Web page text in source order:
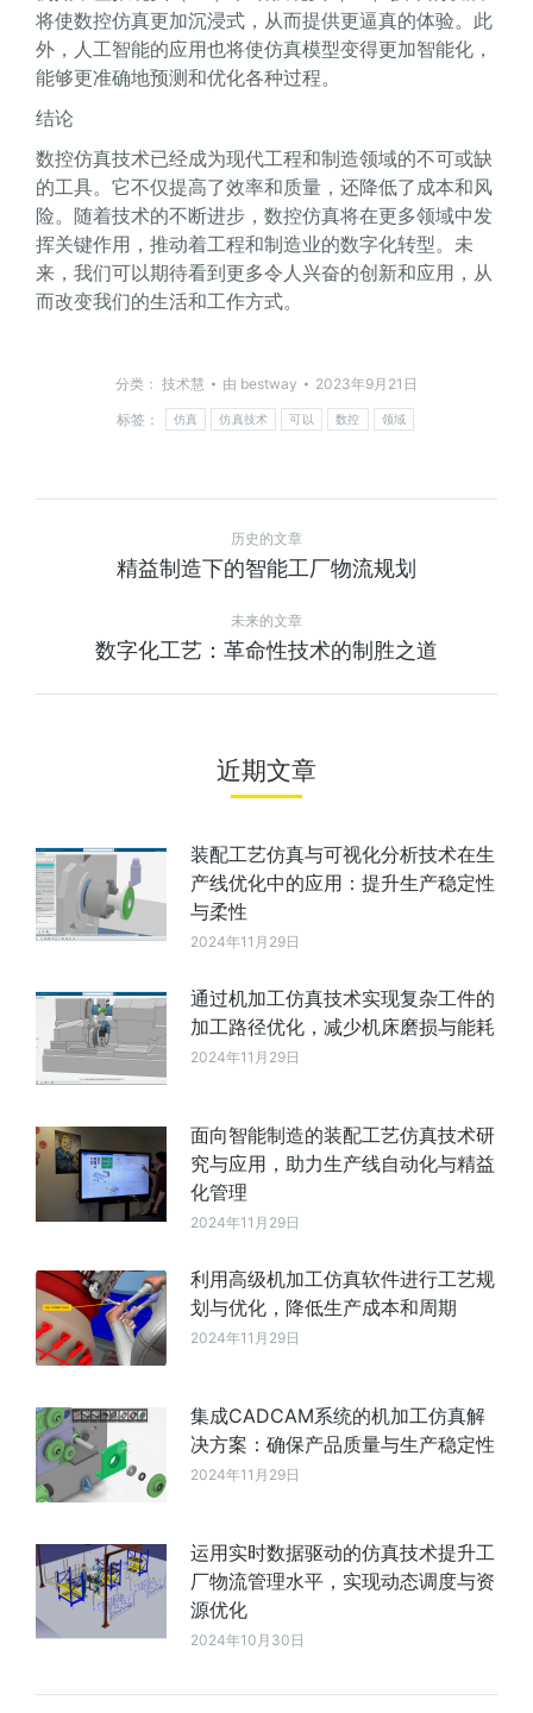
将使数控仿真更加沉浸式，从而提供更逼真的体验。此
外，人工智能的应用也将使仿真模型变得更加智能化，
能够更准确地预测和优化各种过程。
结论
数控仿真技术已经成为现代工程和制造领域的不可或缺
的工具。它不仅提高了效率和质量，还降低了成本和风
险。随着技术的不断进步，数控仿真将在更多领域中发
挥关键作用，推动着工程和制造业的数字化转型。未
来，我们可以期待看到更多令人兴奋的创新和应用，从
而改变我们的生活和工作方式。
分类： 技术慧 由 bestway
2023年9月21日
标签：
仿真 仿真技术 可以 数控 领域
历史的文章
精益制造下的智能工厂物流规划
未来的文章
数字化工艺：革命性技术的制胜之道
近期文章
装配工艺仿真与可视化分析技术在生
产线优化中的应用：提升生产稳定性
与柔性
2024年11月29日
通过机加工仿真技术实现复杂工件的
加工路径优化，减少机床磨损与能耗
2024年11月29日
面向智能制造的装配工艺仿真技术研
究与应用，助力生产线自动化与精益
化管理
2024年11月29日
利用高级机加工仿真软件进行工艺规
划与优化，降低生产成本和周期
2024年11月29日
集成CADCAM系统的机加工仿真解
决方案：确保产品质量与生产稳定性
2024年11月29日
运用实时数据驱动的仿真技术提升工
厂物流管理水平，实现动态调度与资
源优化
2024年10月30日